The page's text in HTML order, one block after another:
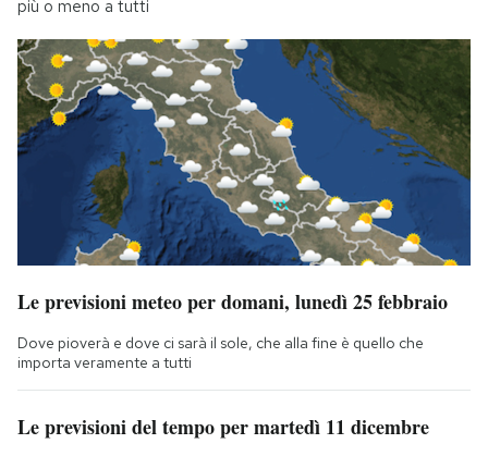
più o meno a tutti
Le previsioni meteo per domani, lunedì 25 febbraio
Dove pioverà e dove ci sarà il sole, che alla fine è quello che
importa veramente a tutti
Le previsioni del tempo per martedì 11 dicembre